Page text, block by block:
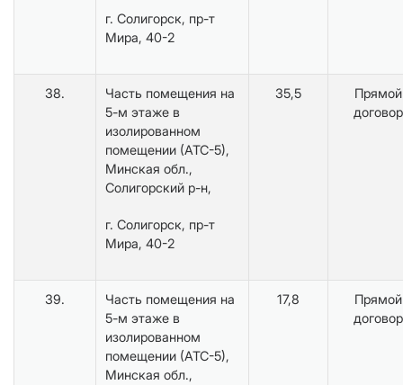
г. Солигорск, пр-т
Мира, 40-2
38.
Часть помещения на
5-м этаже в
изолированном
помещении (АТС-5),
Минская обл.,
Солигорский р-н,
г. Солигорск, пр-т
Мира, 40-2
35,5
Прямой
договор
39.
Часть помещения на
5-м этаже в
изолированном
помещении (АТС-5),
Минская обл.,
17,8
Прямой
договор